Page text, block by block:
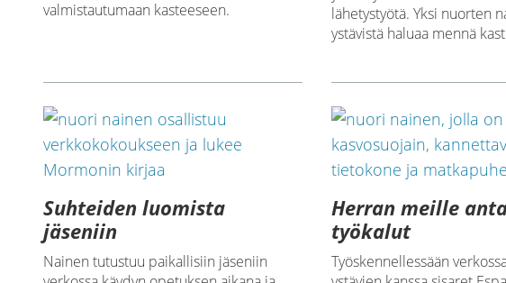
valmistautumaan kasteeseen.
lähetystyötä. Yksi nuorten
ystävistä haluaa mennä
Suhteiden luomista
jäseniin
Nainen tutustuu paikallisiin jäseniin
Herran meille
työkalut
Työskennellessään